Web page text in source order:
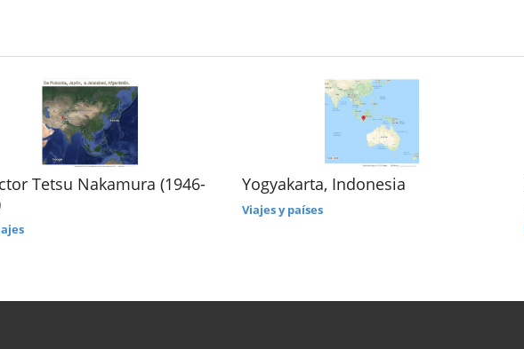
Tetsu Nakamura (1946-
Yogyakarta, Indonesia
Viajes y países